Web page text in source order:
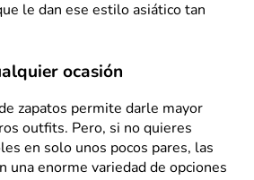
le dan ese estilo asiático tan
ocasión
zapatos permite darle mayor
outfits. Pero, si no quieres
en solo unos pocos pares, las
una enorme variedad de opciones